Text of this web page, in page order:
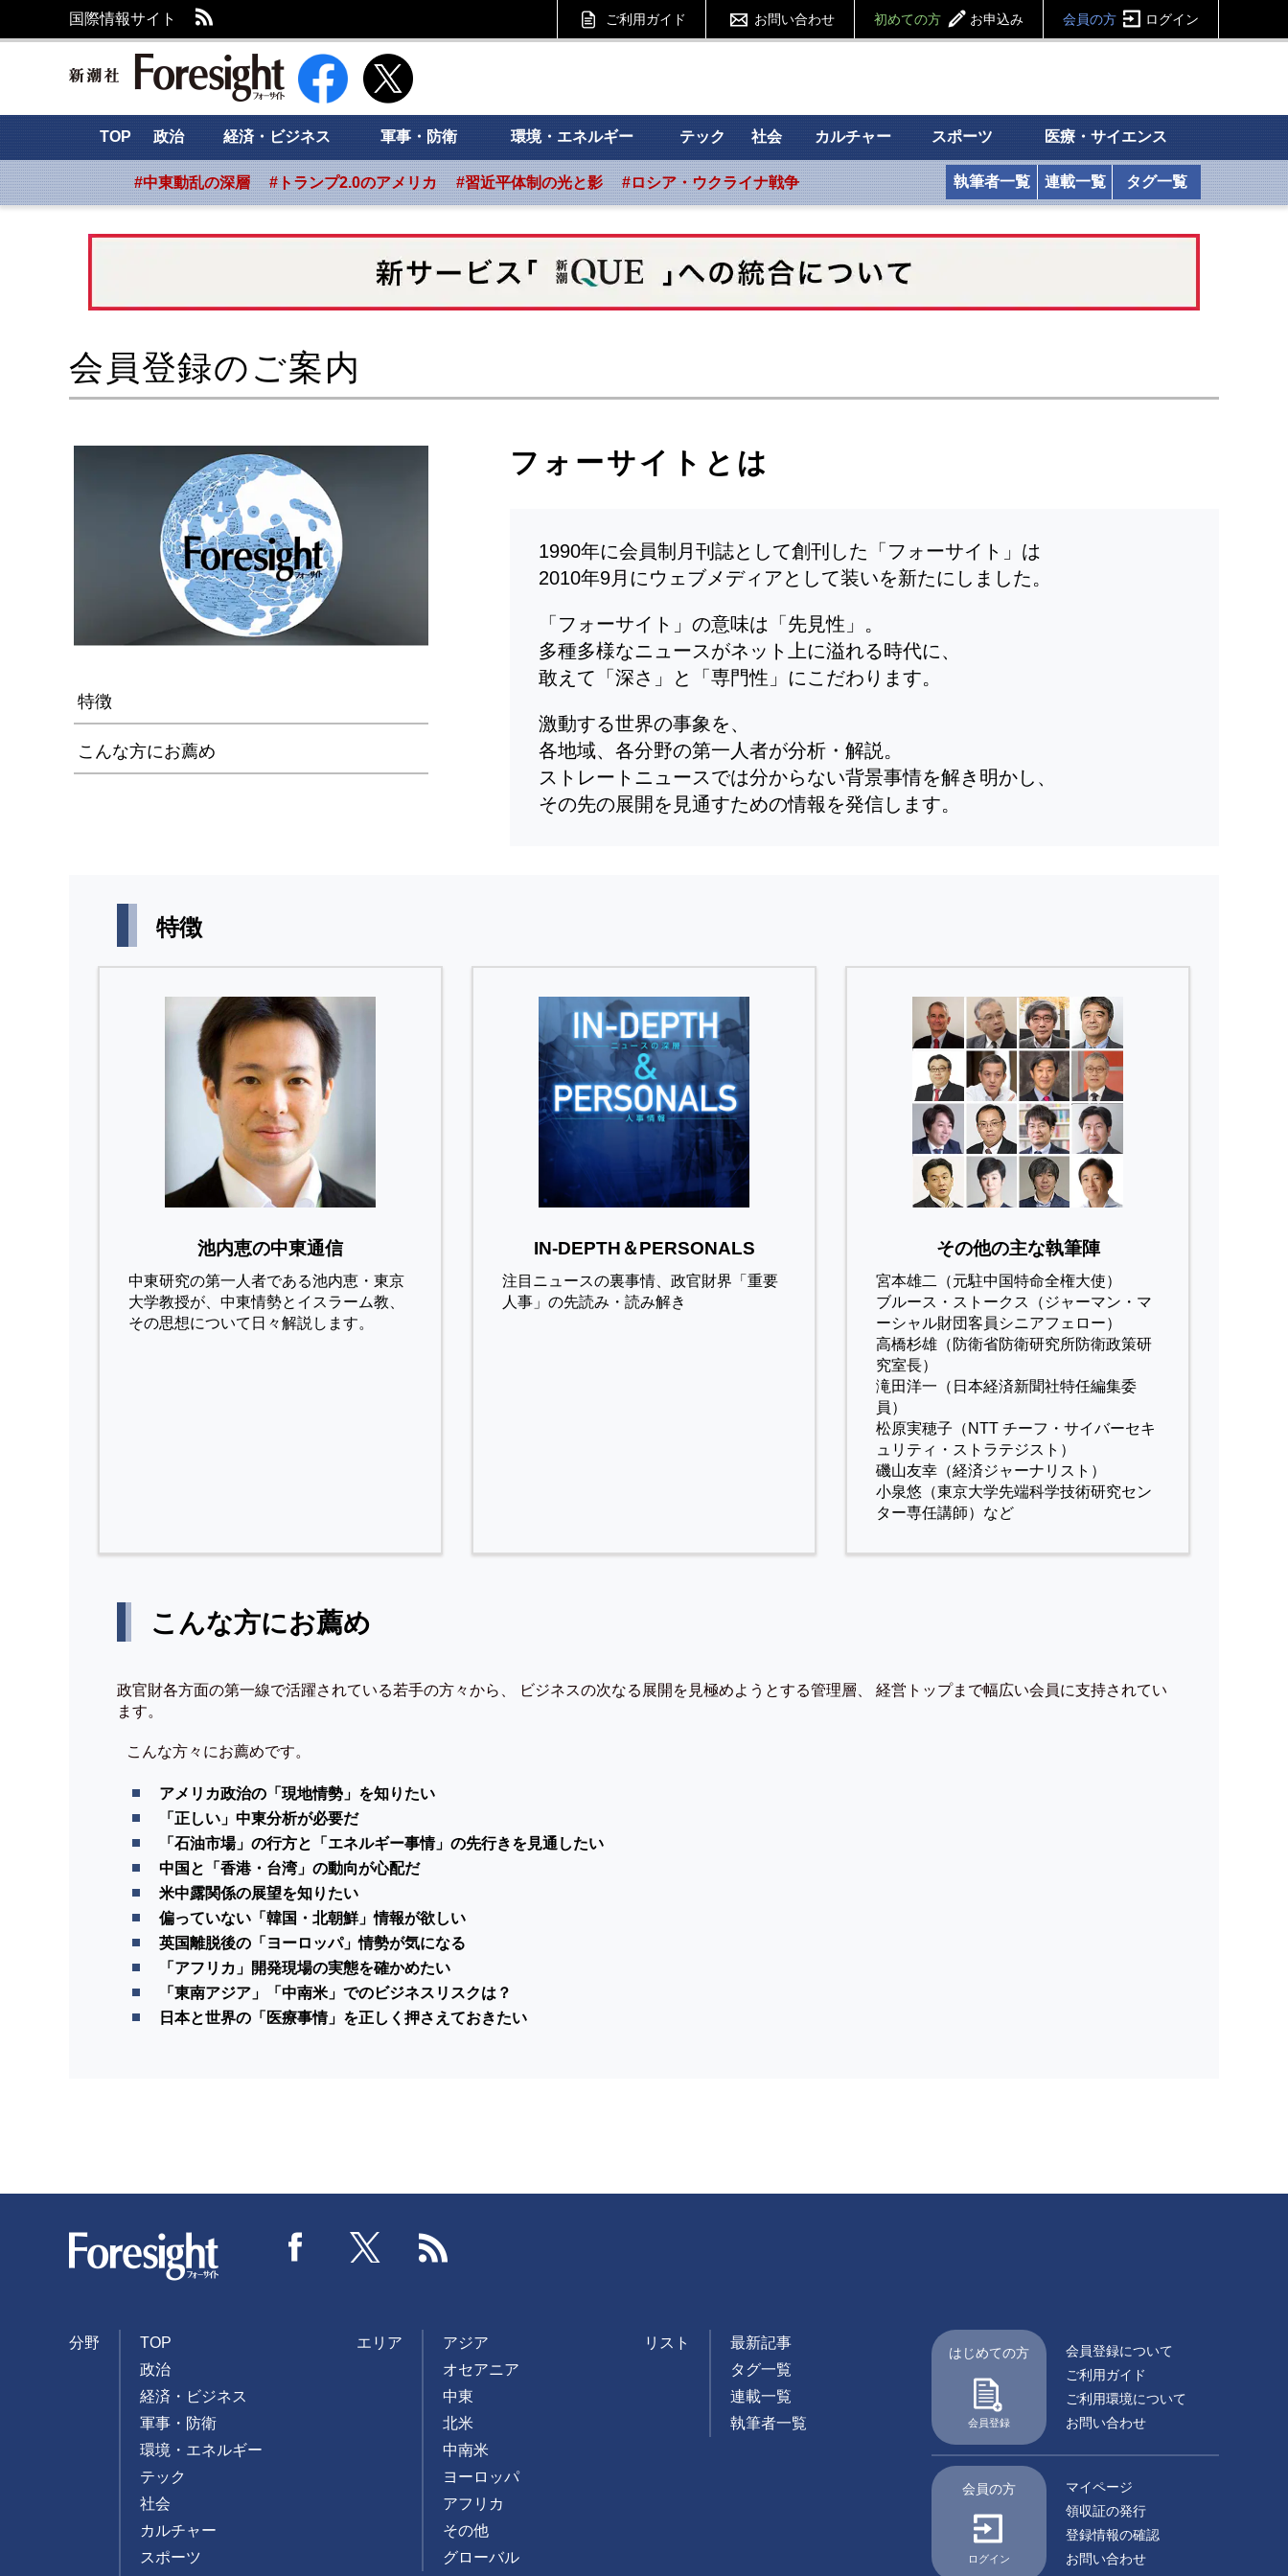
国際情報サイト ご利用ガイド お問い合わせ 初めての方 お申込み 会員の方 ログイン
新潮社 Foresight フォーサイト
TOP 政治 経済・ビジネス 軍事・防衛 環境・エネルギー テック 社会 カルチャー スポーツ 医療・サイエンス
#中東動乱の深層 #トランプ2.0のアメリカ #習近平体制の光と影 #ロシア・ウクライナ戦争 執筆者一覧 連載一覧 タグ一覧
会員登録のご案内
特徴
こんな方にお薦め
フォーサイトとは
1990年に会員制月刊誌として創刊した「フォーサイト」は
2010年9月にウェブメディアとして装いを新たにしました。
「フォーサイト」の意味は「先見性」。
多種多様なニュースがネット上に溢れる時代に、
敢えて「深さ」と「専門性」にこだわります。
激動する世界の事象を、
各地域、各分野の第一人者が分析・解説。
ストレートニュースでは分からない背景事情を解き明かし、
その先の展開を見通すための情報を発信します。
特徴
池内恵の中東通信
中東研究の第⼀⼈者である池内恵・東京
⼤学教授が、中東情勢とイスラーム教、
その思想について⽇々解説します。
IN-DEPTH＆PERSONALS
注目ニュースの裏事情、政官財界「重要
人事」の先読み・読み解き
その他の主な執筆陣
宮本雄二（元駐中国特命全権大使）
ブルース・ストークス（ジャーマン・マ
ーシャル財団客員シニアフェロー）
高橋杉雄（防衛省防衛研究所防衛政策研
究室長）
滝田洋一（日本経済新聞社特任編集委
員）
松原実穂子（NTT チーフ・サイバーセキ
ュリティ・ストラテジスト）
磯山友幸（経済ジャーナリスト）
小泉悠（東京大学先端科学技術研究セン
ター専任講師）など
こんな方にお薦め
政官財各方面の第一線で活躍されている若手の方々から、 ビジネスの次なる展開を見極めようとする管理層、 経営トップまで幅広い会員に支持されてい
ます。
こんな方々にお薦めです。
アメリカ政治の「現地情勢」を知りたい
「正しい」中東分析が必要だ
「石油市場」の行方と「エネルギー事情」の先行きを見通したい
中国と「香港・台湾」の動向が心配だ
米中露関係の展望を知りたい
偏っていない「韓国・北朝鮮」情報が欲しい
英国離脱後の「ヨーロッパ」情勢が気になる
「アフリカ」開発現場の実態を確かめたい
「東南アジア」「中南米」でのビジネスリスクは？
日本と世界の「医療事情」を正しく押さえておきたい
Facebook Twitter
分野
TOP
政治
経済・ビジネス
軍事・防衛
環境・エネルギー
テック
社会
カルチャー
スポーツ
エリア
アジア
オセアニア
中東
北米
中南米
ヨーロッパ
アフリカ
その他
グローバル
リスト
最新記事
タグ一覧
連載一覧
執筆者一覧
はじめての方
会員登録
会員登録について
ご利用ガイド
ご利用環境について
お問い合わせ
会員の方
ログイン
マイページ
領収証の発行
登録情報の確認
お問い合わせ